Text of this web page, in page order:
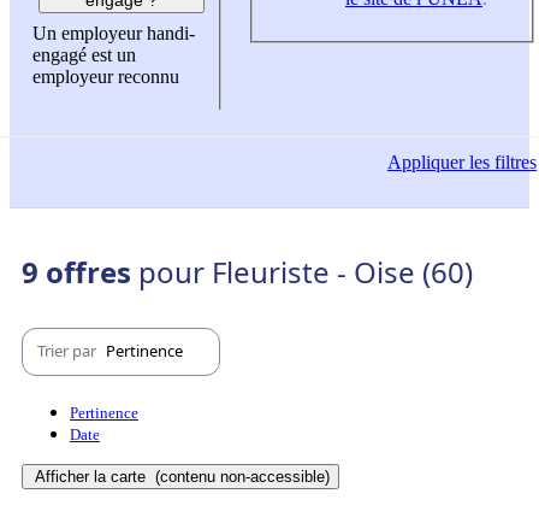
Un employeur handi-
engagé est un
employeur reconnu
Appliquerles filtres
9 offres pour Fleuriste - Oise (60)
Trier par Pertinence
Pertinence
Date
Afficher la carte (contenu non-accessible)